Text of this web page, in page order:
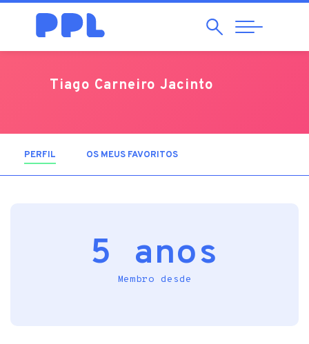
Pesquisar
Abrir
Navegação
Tiago Carneiro Jacinto
PERFIL (SEPARADOR ATIVO)
OS MEUS FAVORITOS
5 anos
Membro desde